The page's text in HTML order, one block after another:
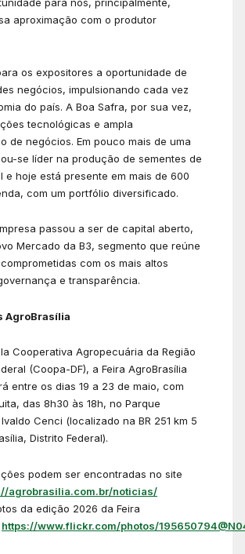
aproximação com o produtor
os expositores a oportunidade de
negócios, impulsionando cada vez
do país. A Boa Safra, por sua vez,
tecnológicas e ampla
de negócios. Em pouco mais de uma
se líder na produção de sementes de
e hoje está presente em mais de 600
com um portfólio diversificado.
passou a ser de capital aberto,
Mercado da B3, segmento que reúne
com os mais altos
e transparência.
AgroBrasília
Cooperativa Agropecuária da Região
(Coopa-DF), a Feira AgroBrasília
entre os dias 19 a 23 de maio, com
das 8h30 às 18h, no Parque
Cenci (localizado na BR 251 km 5
Distrito Federal).
podem ser encontradas no site
agrobrasilia.com.br/noticias/
da edição 2026 da Feira
https://www.flickr.com/photos/